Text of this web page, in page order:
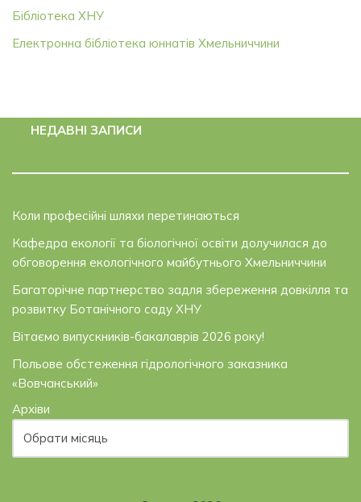
Бібліотека ХНУ
Електронна бібліотека юннатів Хмельниччини
НЕДАВНІ ЗАПИСИ
Коли професійні шляхи перетинаються
Кафедра екології та біологічної освіти долучилася до
обговорення екологічного майбутнього Хмельниччини
Багаторічне партнерство задля збереження довкілля та
розвитку Ботанічного саду ХНУ
Вітаємо випускників-бакалаврів 2026 року!
Польове обстеження гідрологічного заказника
«Вовчанський»
Архіви